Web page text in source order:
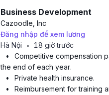
Business Development
Cazoodle, Inc
Đăng nhập để xem lương
Hà Nội
•
18 giờ trước
•
Competitive compensation
the end of each year.
•
Private health insurance.
•
Reimbursement for training